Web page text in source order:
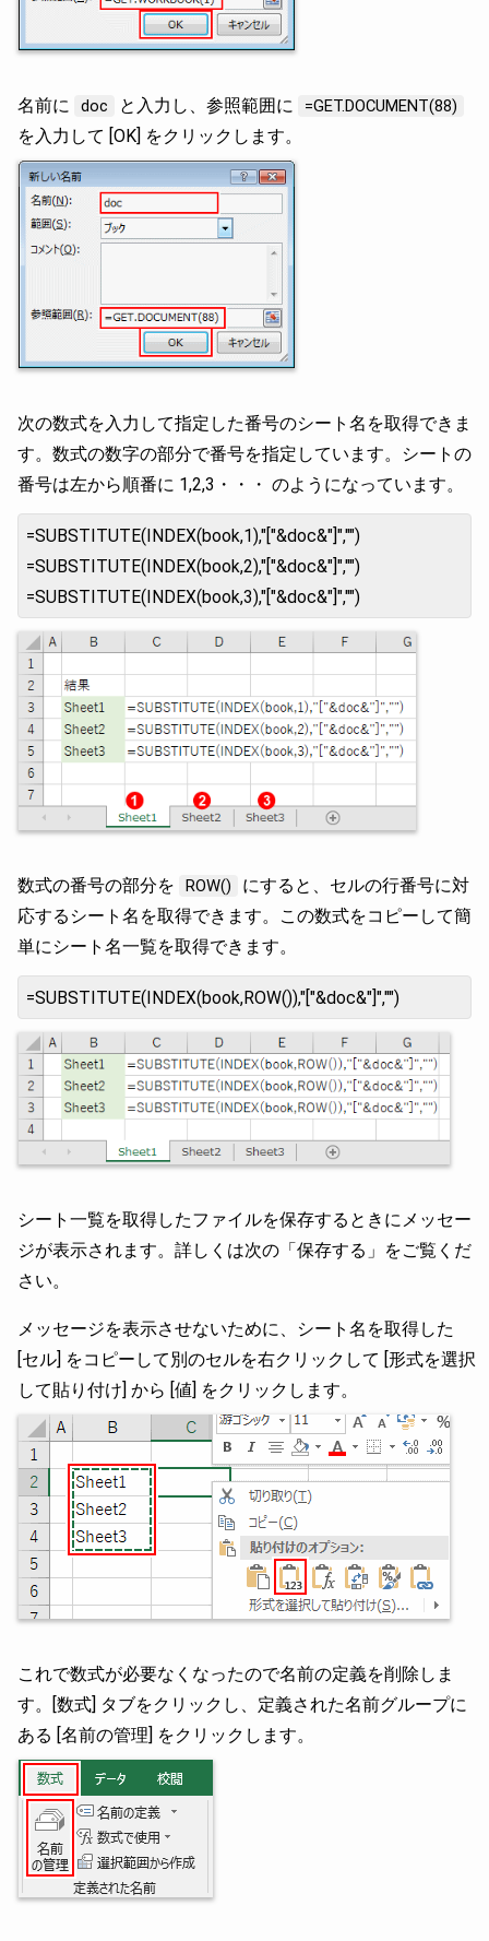
名前に doc と入力し、参照範囲に =GET.DOCUMENT(88)
を入力して [OK] をクリックします。
次の数式を入力して指定した番号のシート名を取得できま
す。数式の数字の部分で番号を指定しています。シートの
番号は左から順番に 1,2,3・・・ のようになっています。
=SUBSTITUTE(INDEX(book,1),"["&doc&"]","")
=SUBSTITUTE(INDEX(book,2),"["&doc&"]","")
=SUBSTITUTE(INDEX(book,3),"["&doc&"]","")
数式の番号の部分を ROW()
にすると、セルの行番号に対
応するシート名を取得できます。この数式をコピーして簡
単にシート名一覧を取得できます。
=SUBSTITUTE(INDEX(book,ROW()),"["&doc&"]","")
シート一覧を取得したファイルを保存するときにメッセー
ジが表示されます。詳しくは次の「保存する」をご覧くだ
さい。
メッセージを表示させないために、シート名を取得した
[セル] をコピーして別のセルを右クリックして [形式を選択
して貼り付け] から [値] をクリックします。
これで数式が必要なくなったので名前の定義を削除しま
す。[数式] タブをクリックし、定義された名前グループに
ある [名前の管理] をクリックします。